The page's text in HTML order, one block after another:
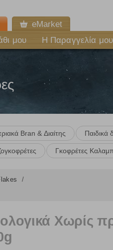
eMarket
μου Η Παραγγελία μου
Bran & Διαίτης Παιδικά
Γκοφρέτες
Χωρίς